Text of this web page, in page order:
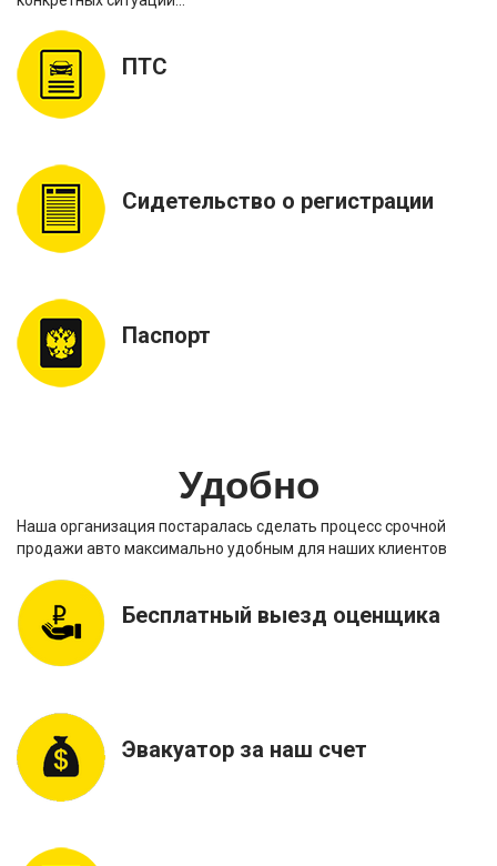
ПТС
Сидетельство о регистрации
Паспорт
Удобно
Наша организация постаралась сделать процесс срочной
продажи авто максимально удобным для наших клиентов
Бесплатный выезд оценщика
Эвакуатор за наш счет